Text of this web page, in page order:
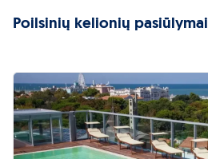
Poilsinių kelionių pasiūlymai